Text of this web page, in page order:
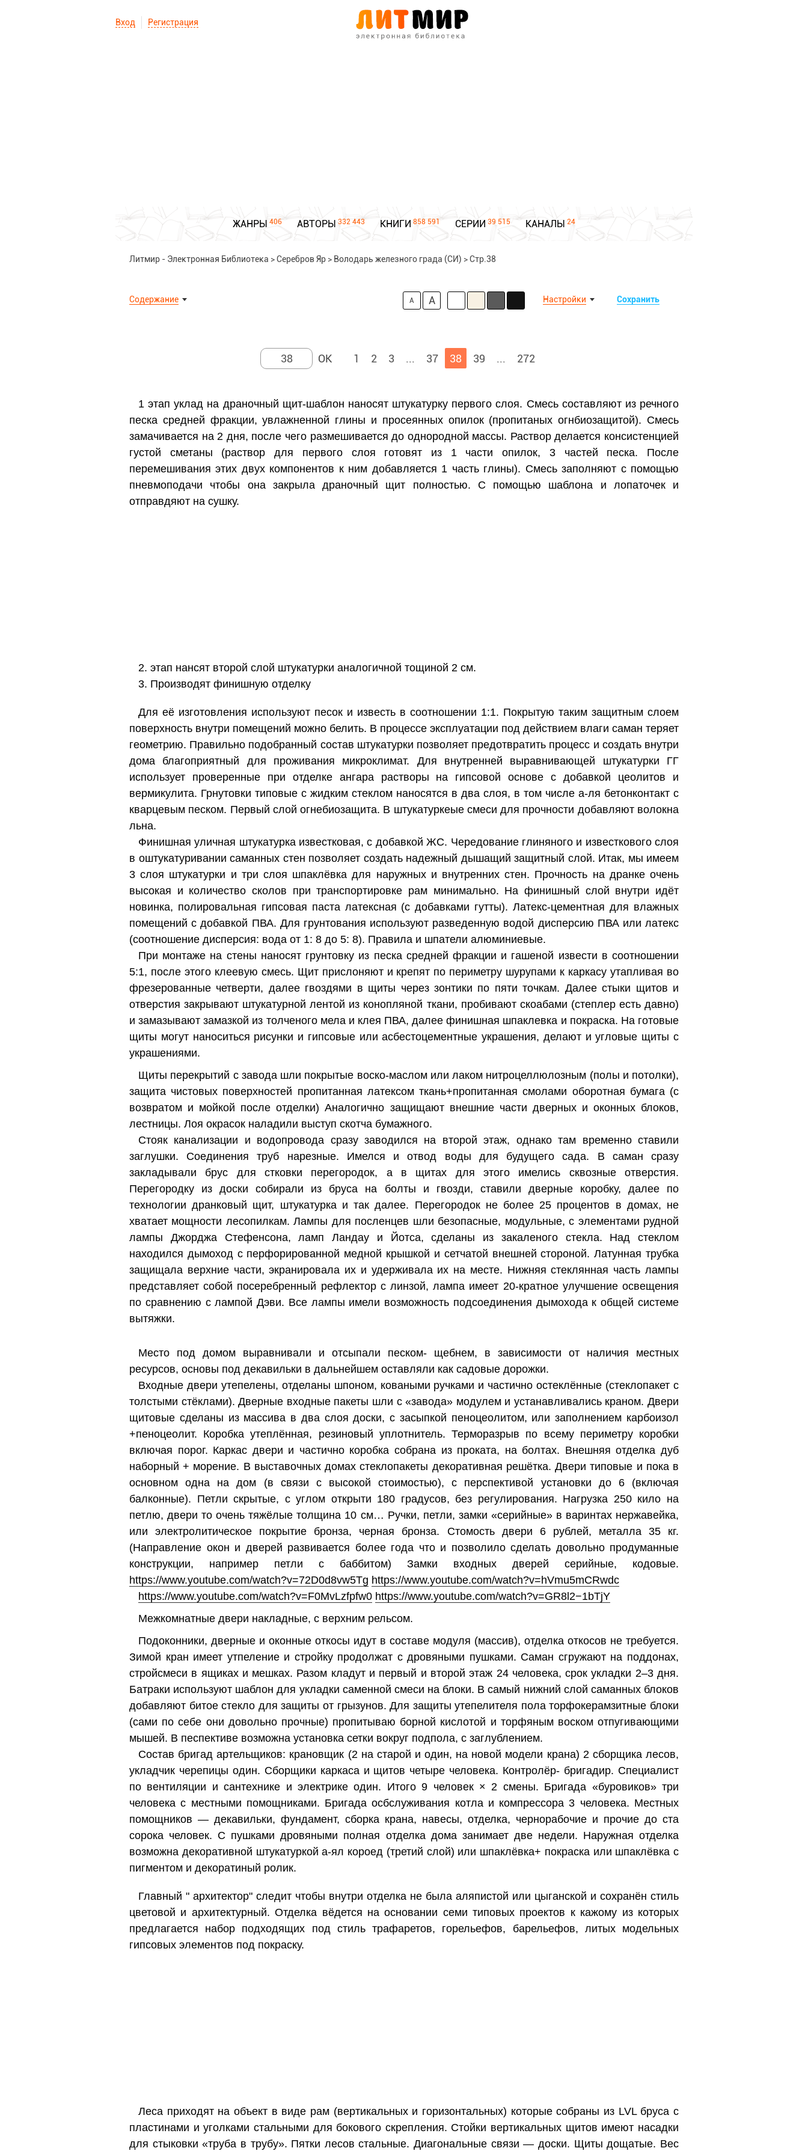
Вход Регистрация
ЖАНРЫ 406 АВТОРЫ 332 443 КНИГИ 858 591 СЕРИИ 39 515 КАНАЛЫ 24
Литмир - Электронная Библиотека >Серебров Яр > Володарь железного града (СИ) >Стр.38
Содержание Сохранить
Настройки
A A
1 2 3 ... 37 38 39 ... 272
1 этап уклад на драночный щит-шаблон наносят штукатурку первого слоя. Смесь составляют из речного
песка средней фракции, увлажненной глины и просеянных опилок (пропитаных огнбиозащитой). Смесь
замачивается на 2 дня, после чего размешивается до однородной массы. Раствор делается консистенцией
густой сметаны (раствор для первого слоя готовят из 1 части опилок, 3 частей песка. После
перемешивания этих двух компонентов к ним добавляется 1 часть глины). Смесь заполняют с помощью
пневмоподачи чтобы она закрыла драночный щит полностью. С помощью шаблона и лопаточек и
отправдяют на сушку.
2. этап нансят второй слой штукатурки аналогичной тощиной 2 см.
3. Производят финишную отделку
Для её изготовления используют песок и известь в соотношении 1:1. Покрытую таким защитным слоем
поверхность внутри помещений можно белить. В процессе эксплуатации под действием влаги саман теряет
геометрию. Правильно подобранный состав штукатурки позволяет предотвратить процесс и создать внутри
дома благоприятный для проживания микроклимат. Для внутренней выравнивающей штукатурки ГГ
использует проверенные при отделке ангара растворы на гипсовой основе с добавкой цеолитов и
вермикулита. Грнутовки типовые с жидким стеклом наносятся в два слоя, в том числе а-ля бетонконтакт с
кварцевым песком. Первый слой огнебиозащита. В штукатуркеые смеси для прочности добавляют волокна
льна.
Финишная уличная штукатурка известковая, с добавкой ЖС. Чередование глиняного и известкового слоя
в оштукатуривании саманных стен позволяет создать надежный дышащий защитный слой. Итак, мы имеем
3 слоя штукатурки и три слоя шпаклёвка для наружных и внутренних стен. Прочность на дранке очень
высокая и количество сколов при транспортировке рам минимально. На финишный слой внутри идёт
новинка, полировальная гипсовая паста латексная (с добавками гутты). Латекс-цементная для влажных
помещений с добавкой ПВА. Для грунтования используют разведенную водой дисперсию ПВА или латекс
(соотношение дисперсия: вода от 1: 8 до 5: 8). Правила и шпатели алюминиевые.
При монтаже на стены наносят грунтовку из песка средней фракции и гашеной извести в соотношении
5:1, после этого клеевую смесь. Щит прислоняют и крепят по периметру шурупами к каркасу утапливая во
фрезерованные четверти, далее гвоздями в щиты через зонтики по пяти точкам. Далее стыки щитов и
отверстия закрывают штукатурной лентой из конопляной ткани, пробивают скоабами (степлер есть давно)
и замазывают замазкой из толченого мела и клея ПВА, далее финишная шпаклевка и покраска. На готовые
щиты могут наноситься рисунки и гипсовые или асбестоцементные украшения, делают и угловые щиты с
украшениями.
Щиты перекрытий с завода шли покрытые воско-маслом или лаком нитроцеллюлозным (полы и потолки),
защита чистовых поверхностей пропитанная латексом ткань+пропитанная смолами оборотная бумага (с
возвратом и мойкой после отделки) Аналогично защищают внешние части дверных и оконных блоков,
лестницы. Лоя окрасок наладили выступ скотча бумажного.
Стояк канализации и водопровода сразу заводился на второй этаж, однако там временно ставили
заглушки. Соединения труб нарезные. Имелся и отвод воды для будущего сада. В саман сразу
закладывали брус для стковки перегородок, а в щитах для этого имелись сквозные отверстия.
Перегородку из доски собирали из бруса на болты и гвозди, ставили дверные коробку, далее по
технологии дранковый щит, штукатурка и так далее. Перегородок не более 25 процентов в домах, не
хватает мощности лесопилкам. Лампы для посленцев шли безопасные, модульные, с элементами рудной
лампы Джорджа Стефенсона, ламп Ландау и Йотса, сделаны из закаленого стекла. Над стеклом
находился дымоход с перфорированной медной крышкой и сетчатой внешней стороной. Латунная трубка
защищала верхние части, экранировала их и удерживала их на месте. Нижняя стеклянная часть лампы
представляет собой посеребренный рефлектор с линзой, лампа имеет 20-кратное улучшение освещения
по сравнению с лампой Дэви. Все лампы имели возможность подсоединения дымохода к общей системе
вытяжки.
Место под домом выравнивали и отсыпали песком- щебнем, в зависимости от наличия местных
ресурсов, основы под декавильки в дальнейшем оставляли как садовые дорожки.
Входные двери утепелены, отделаны шпоном, коваными ручками и частично остеклённые (стеклопакет с
толстыми стёклами). Дверные входные пакеты шли с «завода» модулем и устанавливались краном. Двери
щитовые сделаны из массива в два слоя доски, с засыпкой пеноцеолитом, или заполнением карбоизол
+пеноцеолит. Коробка утеплённая, резиновый уплотнитель. Терморазрыв по всему периметру коробки
включая порог. Каркас двери и частично коробка собрана из проката, на болтах. Внешняя отделка дуб
наборный + морение. В выставочных домах стеклопакеты декоративная решётка. Двери типовые и пока в
основном одна на дом (в связи с высокой стоимостью), с перспективой установки до 6 (включая
балконные). Петли скрытые, с углом открыти 180 градусов, без регулирования. Нагрузка 250 кило на
петлю, двери то очень тяжёлые толщина 10 см… Ручки, петли, замки «серийные» в варинтах нержавейка,
или электролитическое покрытие бронза, черная бронза. Стомость двери 6 рублей, металла 35 кг.
(Направление окон и дверей развивается более года что и позволило сделать довольно продуманные
конструкции, например петли с баббитом) Замки входных дверей серийные, кодовые.
https://www.youtube.com/watch?v=72D0d8vw5Tg https://www.youtube.com/watch?v=hVmu5mCRwdc
https://www.youtube.com/watch?v=F0MvLzfpfw0 https://www.youtube.com/watch?v=GR8l2−1bTjY
Межкомнатные двери накладные, с верхним рельсом.
Подоконники, дверные и оконные откосы идут в составе модуля (массив), отделка откосов не требуется.
Зимой кран имеет утпеление и стройку продолжат с дровяными пушками. Саман сгружают на поддонах,
стройсмеси в ящиках и мешках. Разом кладут и первый и второй этаж 24 человека, срок укладки 2–3 дня.
Батраки используют шаблон для укладки саменной смеси на блоки. В самый нижний слой саманных блоков
добавляют битое стекло для защиты от грызунов. Для защиты утепелителя пола торфокерамзитные блоки
(сами по себе они довольно прочные) пропитываю борной кислотой и торфяным воском отпугивающими
мышей. В песпективе возможна установка сетки вокруг подпола, с заглублением.
Состав бригад артельщиков: крановщик (2 на старой и один, на новой модели крана) 2 сборщика лесов,
укладчик черепицы один. Сборщики каркаса и щитов четыре человека. Контролёр- бригадир. Специалист
по вентиляции и сантехнике и электрике один. Итого 9 человек × 2 смены. Бригада «буровиков» три
человека с местными помощниками. Бригада осбслуживания котла и компрессора 3 человека. Местных
помощников — декавильки, фундамент, сборка крана, навесы, отделка, чернорабочие и прочие до ста
сорока человек. С пушками дровяными полная отделка дома занимает две недели. Наружная отделка
возможна декоративной штукатуркой а-ял короед (третий слой) или шпаклёвка+ покраска или шпаклёвка с
пигментом и декоратиный ролик.
Главный " архитектор" следит чтобы внутри отделка не была аляпистой или цыганской и сохранён стиль
цветовой и архитектурный. Отделка вёдется на основании семи типовых проектов к кажому из которых
предлагается набор подходящих под стиль трафаретов, горельефов, барельефов, литых модельных
гипсовых элементов под покраску.
Леса приходят на объект в виде рам (вертикальных и горизонтальных) которые собраны из LVL бруса с
пластинами и уголками стальными для бокового скрепления. Стойки вертикальных щитов имеют насадки
для стыковки «труба в трубу». Пятки лесов стальные. Диагональные связи — доски. Щиты дощатые. Вес